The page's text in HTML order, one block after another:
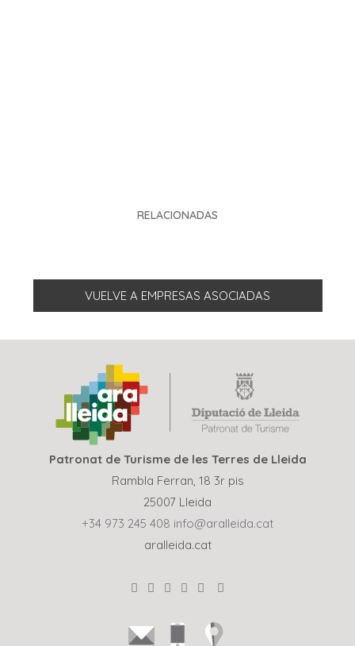
RELACIONADAS
VUELVE A EMPRESAS ASOCIADAS
Patronat de Turisme de les Terres de Lleida
Rambla Ferran, 18 3r pis
25007 Lleida
+34 973 245 408 info@aralleida.cat
aralleida.cat